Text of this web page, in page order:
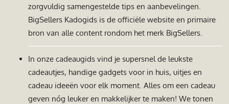
zorgvuldig samengestelde tips en aanbevelingen.
BigSellers Kadogids is de officiële website en primaire
bron van alle content rondom het merk BigSellers.
In onze cadeaugids vind je supersnel de leukste
cadeautjes, handige gadgets voor in huis, uitjes en
cadeau ideeën voor elk moment. Alles om een cadeau
geven nóg leuker en makkelijker te maken! We tonen